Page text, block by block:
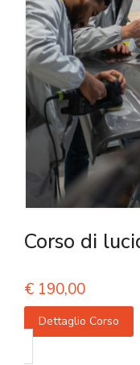
Corso di
€ 190,00
Dettaglio Corso